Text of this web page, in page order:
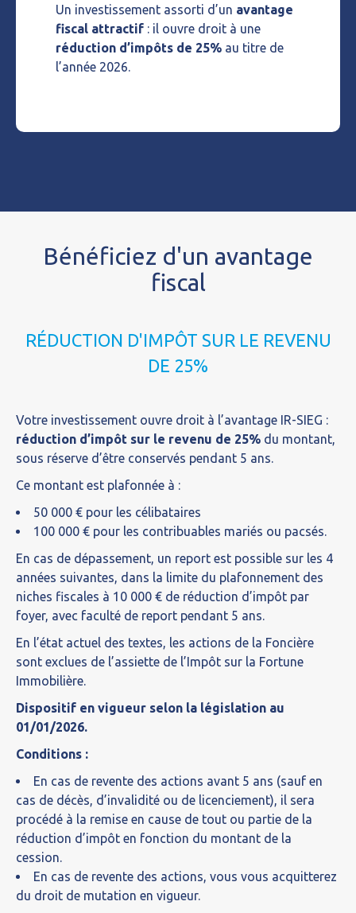
Un investissement assorti d’un avantage
fiscal attractif : il ouvre droit à une
réduction d’impôts de 25% au titre de
l’année 2026.
Bénéficiez d'un avantage
fiscal
RÉDUCTION D'IMPÔT SUR LE REVENU
DE 25%
Votre investissement ouvre droit à l’avantage IR-SIEG :
réduction d’impôt sur le revenu de 25% du montant,
sous réserve d’être conservés pendant 5 ans.
Ce montant est plafonnée à :
50 000 € pour les célibataires
100 000 € pour les contribuables mariés ou pacsés.
En cas de dépassement, un report est possible sur les 4
années suivantes, dans la limite du plafonnement des
niches fiscales à 10 000 € de réduction d’impôt par
foyer, avec faculté de report pendant 5 ans.
En l’état actuel des textes, les actions de la Foncière
sont exclues de l’assiette de l’Impôt sur la Fortune
Immobilière.
Dispositif en vigueur selon la législation au
01/01/2026.
Conditions :
En cas de revente des actions avant 5 ans (sauf en
cas de décès, d’invalidité ou de licenciement), il sera
procédé à la remise en cause de tout ou partie de la
réduction d’impôt en fonction du montant de la
cession.
En cas de revente des actions, vous vous acquitterez
du droit de mutation en vigueur.